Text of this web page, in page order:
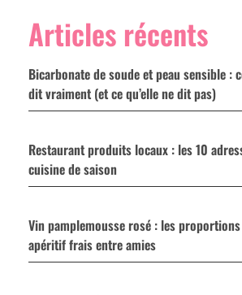
Articles récents
Bicarbonate de soude et peau sensible :
dit vraiment (et ce qu’elle ne dit pas)
Restaurant produits locaux : les 10
cuisine de saison
Vin pamplemousse rosé : les
apéritif frais entre amies